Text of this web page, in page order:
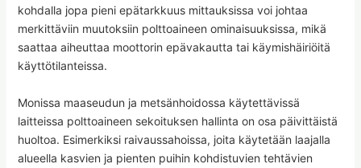
kohdalla jopa pieni epätarkkuus mittauksissa voi johtaa
merkittäviin muutoksiin polttoaineen ominaisuuksissa, mikä
saattaa aiheuttaa moottorin epävakautta tai käymishäiriöitä
käyttötilanteissa.
Monissa maaseudun ja metsänhoidossa käytettävissä
laitteissa polttoaineen sekoituksen hallinta on osa päivittäistä
huoltoa. Esimerkiksi raivaussahoissa, joita käytetään laajalla
alueella kasvien ja pienten puihin kohdistuvien tehtävien